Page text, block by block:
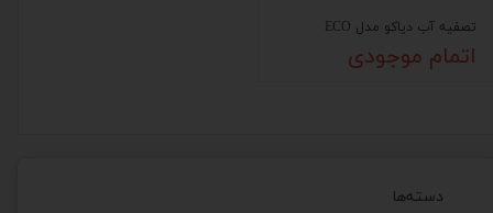
دسته‌ها
تصفیه آب دیاکو مدل ECO
اتمام موجودی